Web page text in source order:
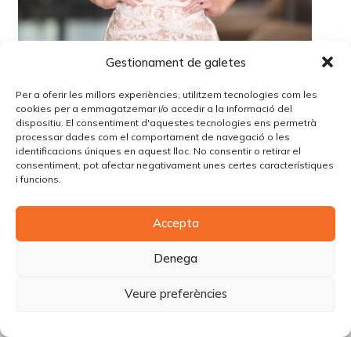
Gestionament de galetes
Per a oferir les millors experiències, utilitzem tecnologies com les
cookies per a emmagatzemar i/o accedir a la informació del
dispositiu. El consentiment d'aquestes tecnologies ens permetrà
processar dades com el comportament de navegació o les
identificacions úniques en aquest lloc. No consentir o retirar el
consentiment, pot afectar negativament unes certes característiques
i funcions.
Accepta
Denega
Veure preferències
© Copyright Piùbella Models Agency2026
Creative Corner Agency
Política de cookies